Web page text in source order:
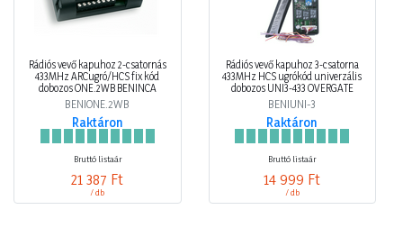
Rádiós vevő kapuhoz 2-csatornás
433MHz ARCugró/HCS fix kód
dobozos ONE.2WB BENINCA
BENIONE.2WB
Raktáron
Bruttó listaár
21 387 Ft
/ db
Rádiós vevő kapuhoz 3-csatorna
433MHz HCS ugrókód univerzális
dobozos UNI3-433 OVERGATE
BENIUNI-3
Raktáron
Bruttó listaár
14 999 Ft
/ db